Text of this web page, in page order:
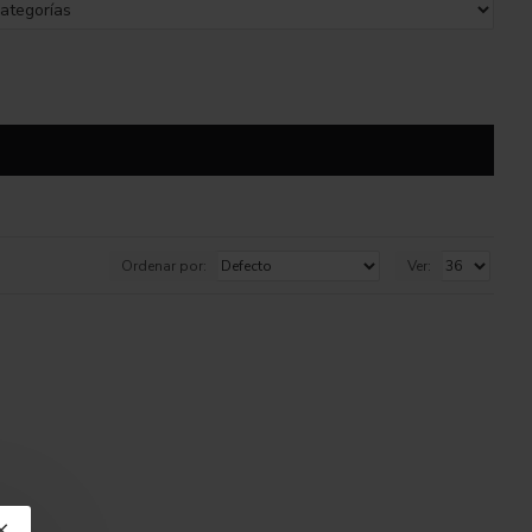
Ordenar por: Ver: